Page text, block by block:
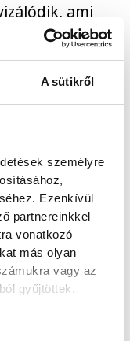
A sütikről
személyre
Ezenkívül
partnereinkkel
vonatkozó
más olyan
vagy az
gyűjtöttek.
ami
, rendkívül
amúgy is a
érdeke